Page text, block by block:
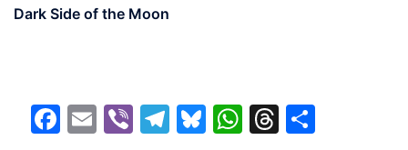
Dark Side of the Moon
Facebook
EmailViberTelegram
Bluesky
WhatsApp
Threads